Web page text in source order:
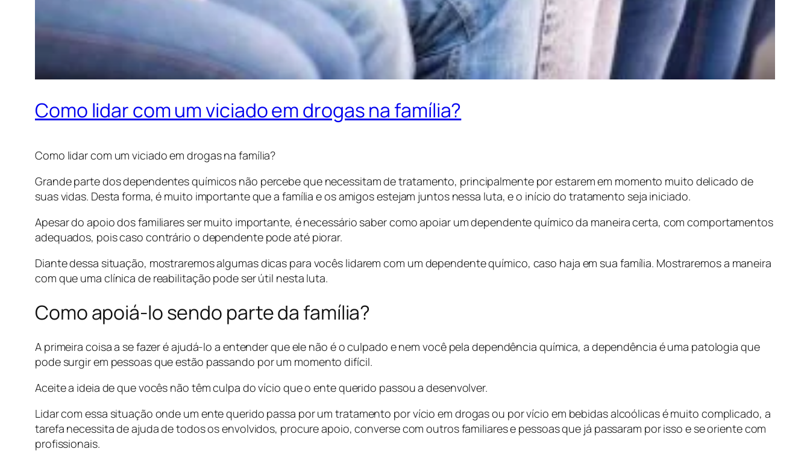
Como lidar com um viciado em drogas na família?
Como lidar com um viciado em drogas na família?
Grande parte dos dependentes químicos não percebe que necessitam de tratamento, principalmente por estarem em momento muito delicado de
suas vidas. Desta forma, é muito importante que a família e os amigos estejam juntos nessa luta, e o início do tratamento seja iniciado.
Apesar do apoio dos familiares ser muito importante, é necessário saber como apoiar um dependente químico da maneira certa, com comportamentos
adequados, pois caso contrário o dependente pode até piorar.
Diante dessa situação, mostraremos algumas dicas para vocês lidarem com um dependente químico, caso haja em sua família. Mostraremos a maneira
com que uma clínica de reabilitação pode ser útil nesta luta.
Como apoiá-lo sendo parte da família?
A primeira coisa a se fazer é ajudá-lo a entender que ele não é o culpado e nem você pela dependência química, a dependência é uma patologia que
pode surgir em pessoas que estão passando por um momento difícil.
Aceite a ideia de que vocês não têm culpa do vício que o ente querido passou a desenvolver.
Lidar com essa situação onde um ente querido passa por um tratamento por vício em drogas ou por vício em bebidas alcoólicas é muito complicado, a
tarefa necessita de ajuda de todos os envolvidos, procure apoio, converse com outros familiares e pessoas que já passaram por isso e se oriente com
profissionais.